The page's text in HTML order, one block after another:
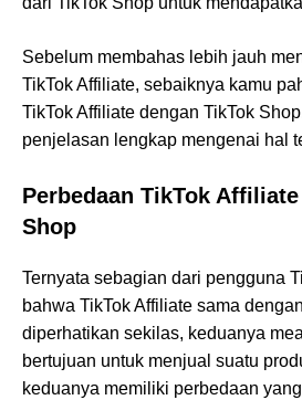
Sebelum membahas lebih jauh
TikTok Affiliate, sebaiknya kamu
TikTok Affiliate dengan TikTok
penjelasan lengkap mengenai hal
Perbedaan TikTok
Shop
Ternyata sebagian dari pengguna
bahwa TikTok Affiliate sama
diperhatikan sekilas, keduanya
bertujuan untuk menjual suatu
keduanya memiliki perbedaan